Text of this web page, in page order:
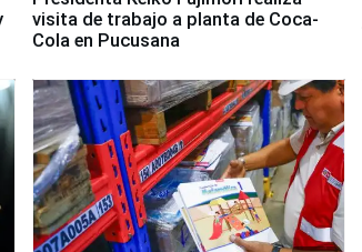
visita de trabajo a planta de Coca-
Cola en Pucusana